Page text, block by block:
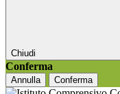
Chiudi
Conferma
Annulla Conferma